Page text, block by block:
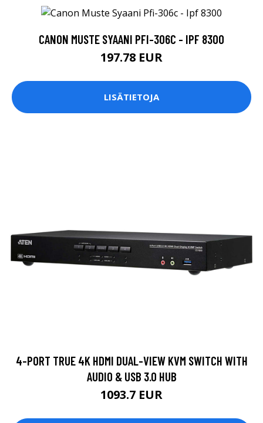
CANON MUSTE SYAANI PFI-306C - IPF 8300
197.78 EUR
LISÄTIETOJA
4-PORT TRUE 4K HDMI DUAL-VIEW KVM SWITCH WITH
AUDIO & USB 3.0 HUB
1093.7 EUR